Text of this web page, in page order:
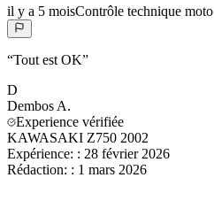
il y a 5 moisContrôle technique moto
“Tout est OK”
D
Dembos A.
Experience vérifiée
KAWASAKI Z750 2002
Expérience: : 28 février 2026
Rédaction: : 1 mars 2026